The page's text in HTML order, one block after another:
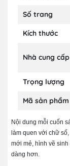
Số trang
Kích thước
Nhà cung cấp
Trọng lượng
Mã sản phẩm
Nội dung mỗi cuốn
làm quen với chữ
mới mẻ, hình vẽ
dàng hơn.